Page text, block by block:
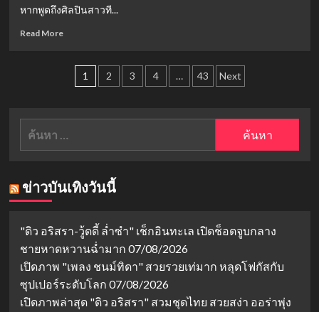
กำลัง
ฟอร์ม
ดี
(2026)
ยุทธหัตถี
และ
มิตรภาพ
เป็น
หากพูดถึงศิลปินสาวที...
Read MoreRead
ประวัติ
เอ๋
อร์
Xue
Er)
ดอล
สาว
เท้า
ไฟ
สู่
ดาว
Posts
1 2 3 4 … 43 Next
ค้นหา
ข่าวบันเทิงวันนี้
"ดิว อริสรา-วู้ดดี้ ล่ำซำ" เช็กอินทะเล เปิดช็อตจูบกลาง
ชายหาดหวานฉ่ำมาก 07/08/2026
เปิดภาพ "เพลง ชนม์ทิดา" สวยรวยเท่มาก หลุดโฟกัสกับ
ซุปเปอร์ระดับโลก 07/08/2026
เปิดภาพล่าสุด "ดิว อริสรา" สวมชุดไทย สวยสง่า ออร่าพุ่ง